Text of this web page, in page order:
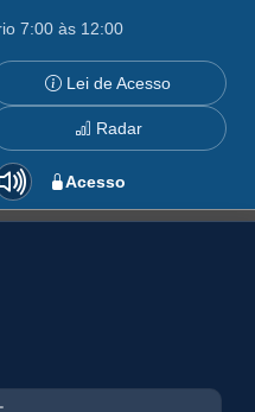
7:00 às 12:00
Lei de Acesso
Radar
Acesso